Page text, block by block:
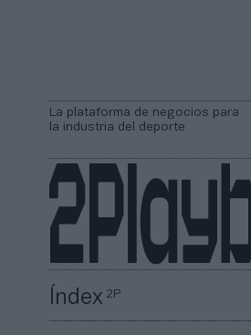
La plataforma de negocios para
la industria del deporte
Índex2P